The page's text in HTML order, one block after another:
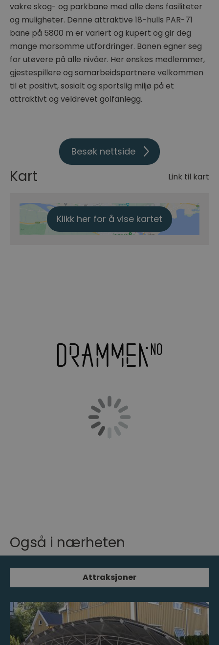
vakre skog- og parkbane med alle dens fasiliteter
og muligheter. Denne attraktive 18-hulls PAR-71
bane på 5800 m er variert og kupert og gir deg
mange morsomme utfordringer. Banen egner seg
for utøvere på alle nivåer. Her ønskes medlemmer,
gjestespillere og samarbeidspartnere velkommen
til et positivt, sosialt og sportslig miljø på et
attraktivt og veldrevet golfanlegg.
Besøk nettside
Kart Link til kart
Klikk her for å vise kartet
Også i nærheten
Attraksjoner